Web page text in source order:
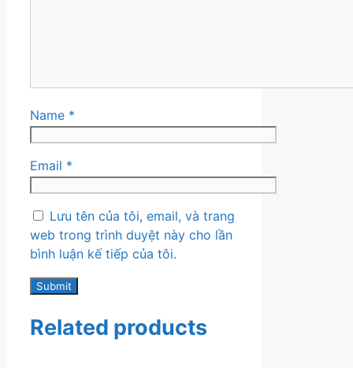
Name *
Email *
Lưu tên của tôi, email, và trang
web trong trình duyệt này cho lần
bình luận kế tiếp của tôi.
Related products